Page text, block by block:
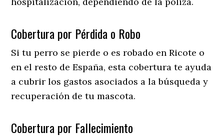
Cobertura por Pérdida o Robo
Si tu perro se pierde o es robado en Ricote o
en el resto de España, esta cobertura te ayuda
a cubrir los gastos asociados a la búsqueda y
recuperación de tu mascota.
Cobertura por Fallecimiento